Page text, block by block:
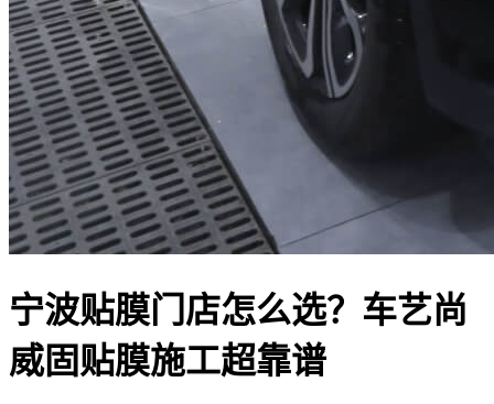
宁波贴膜门店怎么选？车艺尚
威固贴膜施工超靠谱